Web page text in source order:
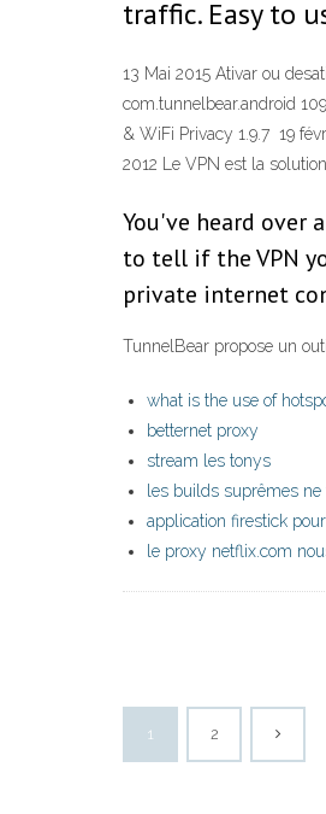
traffic. Easy to
13 Mai 2015 Ativar ou
com.tunnelbear.android
& WiFi Privacy 1.9.7 19
2012 Le VPN est la
You've heard over
to tell if the VPN
private internet
TunnelBear propose un
what is the use of
betternet proxy
stream les tonys
les builds suprêmes
application firestick
le proxy netflix.com
1 2